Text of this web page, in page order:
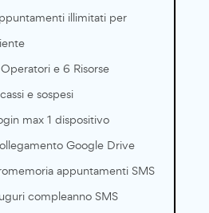
illimitati per
e 6 Risorse
e sospesi
max 1 dispositivo
Google Drive
appuntamenti SMS
compleanno SMS